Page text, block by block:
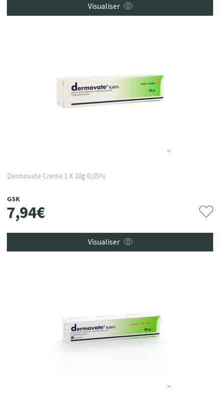
Visualiser
Dermovate Creme 1 X 30g 0,05%
GSK
7,94€
Visualiser